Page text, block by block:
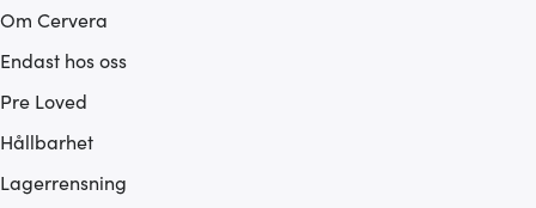
Om Cervera
Endast hos oss
Pre Loved
Hållbarhet
Lagerrensning